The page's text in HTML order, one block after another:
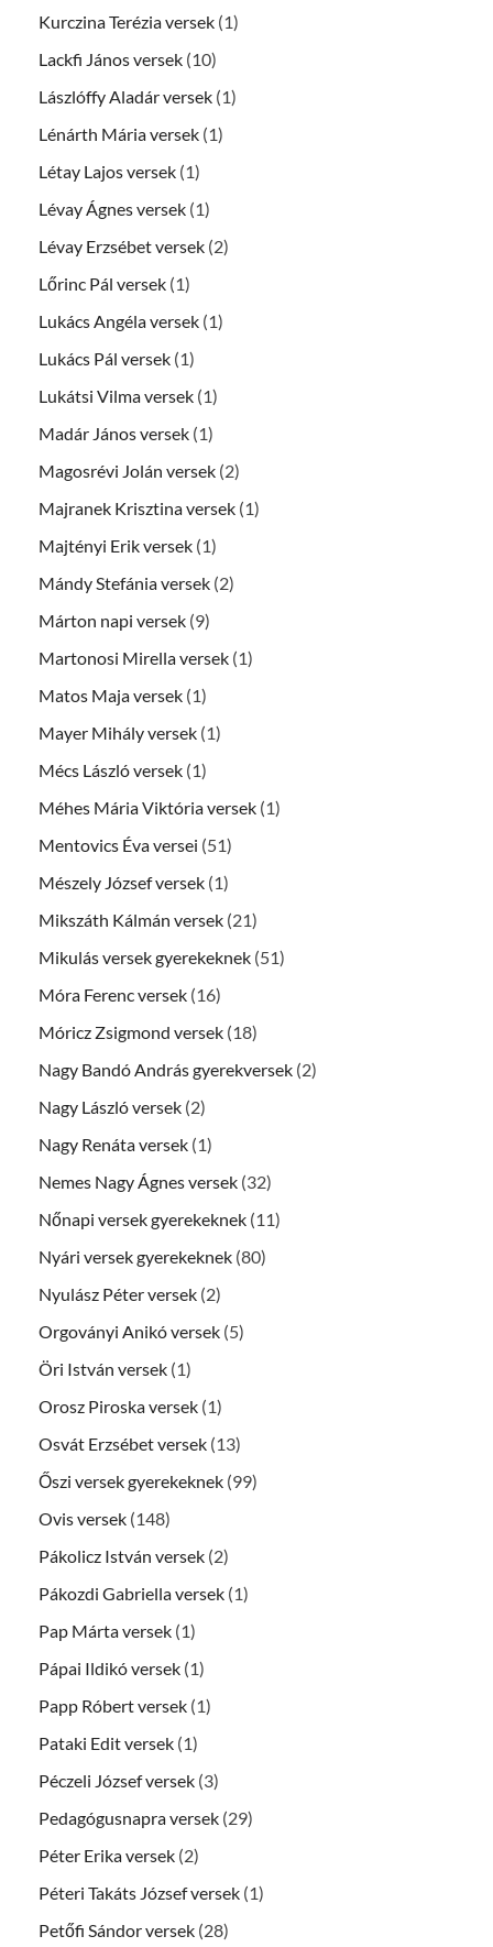
Kurczina Terézia versek (1)
Lackfi János versek (10)
Lászlóffy Aladár versek (1)
Lénárth Mária versek (1)
Létay Lajos versek (1)
Lévay Ágnes versek (1)
Lévay Erzsébet versek (2)
Lőrinc Pál versek (1)
Lukács Angéla versek (1)
Lukács Pál versek (1)
Lukátsi Vilma versek (1)
Madár János versek (1)
Magosrévi Jolán versek (2)
Majranek Krisztina versek (1)
Majtényi Erik versek (1)
Mándy Stefánia versek (2)
Márton napi versek (9)
Martonosi Mirella versek (1)
Matos Maja versek (1)
Mayer Mihály versek (1)
Mécs László versek (1)
Méhes Mária Viktória versek (1)
Mentovics Éva versei (51)
Mészely József versek (1)
Mikszáth Kálmán versek (21)
Mikulás versek gyerekeknek (51)
Móra Ferenc versek (16)
Móricz Zsigmond versek (18)
Nagy Bandó András gyerekversek (2)
Nagy László versek (2)
Nagy Renáta versek (1)
Nemes Nagy Ágnes versek (32)
Nőnapi versek gyerekeknek (11)
Nyári versek gyerekeknek (80)
Nyulász Péter versek (2)
Orgoványi Anikó versek (5)
Öri István versek (1)
Orosz Piroska versek (1)
Osvát Erzsébet versek (13)
Őszi versek gyerekeknek (99)
Ovis versek (148)
Pákolicz István versek (2)
Pákozdi Gabriella versek (1)
Pap Márta versek (1)
Pápai Ildikó versek (1)
Papp Róbert versek (1)
Pataki Edit versek (1)
Péczeli József versek (3)
Pedagógusnapra versek (29)
Péter Erika versek (2)
Péteri Takáts József versek (1)
Petőfi Sándor versek (28)